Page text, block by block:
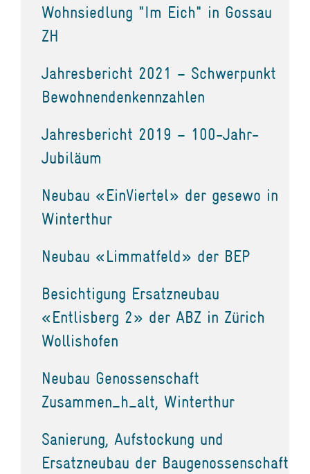
Wohnsiedlung "Im Eich" in Gossau
ZH
Jahresbericht 2021 – Schwerpunkt
Bewohnendenkennzahlen
Jahresbericht 2019 – 100-Jahr-
Jubiläum
Neubau «EinViertel» der gesewo in
Winterthur
Neubau «Limmatfeld» der BEP
Besichtigung Ersatzneubau
«Entlisberg 2» der ABZ in Zürich
Wollishofen
Neubau Genossenschaft
Zusammen_h_alt, Winterthur
Sanierung, Aufstockung und
Ersatzneubau der Baugenossenschaft